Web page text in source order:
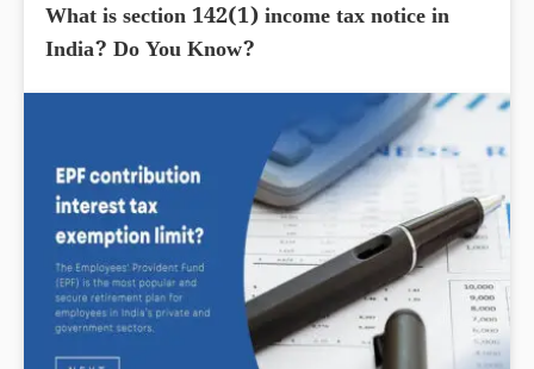
What is section 142(1) income tax notice in
India? Do You Know?